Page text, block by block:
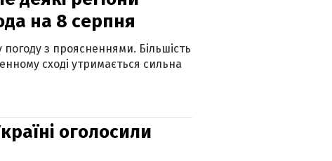
на 8 серпня
з проясненнями. Більшість
сході утримається сильна
оголосили